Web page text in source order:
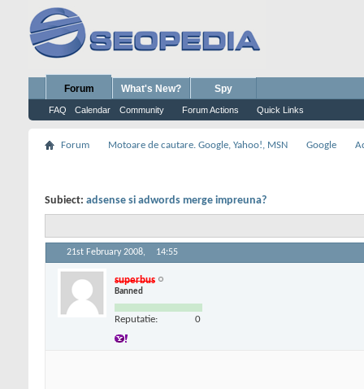
Forum
FAQ Calendar Community Forum Actions Quick Links
What's New? Spy
Forum Motoare de cautare. Google, Yahoo!, MSN Google
Subiect: adsense si adwords merge impreuna?
21st February 2008, 14:55
superbus
Banned
Reputatie: 0